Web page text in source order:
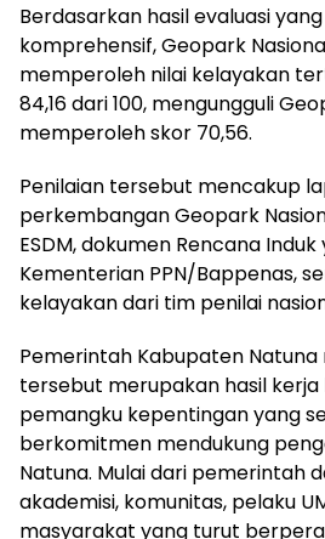
Berdasarkan hasil evaluasi
komprehensif, Geopark
memperoleh nilai kelayakan
84,16 dari 100, mengungguli
memperoleh skor 70,56.
Penilaian tersebut mencakup
perkembangan Geopark
ESDM, dokumen Rencana
Kementerian PPN/Bappenas,
kelayakan dari tim penilai
Pemerintah Kabupaten
tersebut merupakan hasil
pemangku kepentingan yang
berkomitmen mendukung
Natuna. Mulai dari pemerintah
akademisi, komunitas, pelaku
masyarakat yang turut